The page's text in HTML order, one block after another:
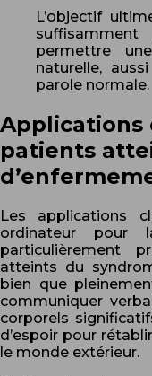
L’objectif
permettre
naturelle,
parole normale.
Applications
patients
Les applications
ordinateur pour
particulièrement
atteints du
bien que
communiquer
corporels
d’espoir pour
le monde extérieur.